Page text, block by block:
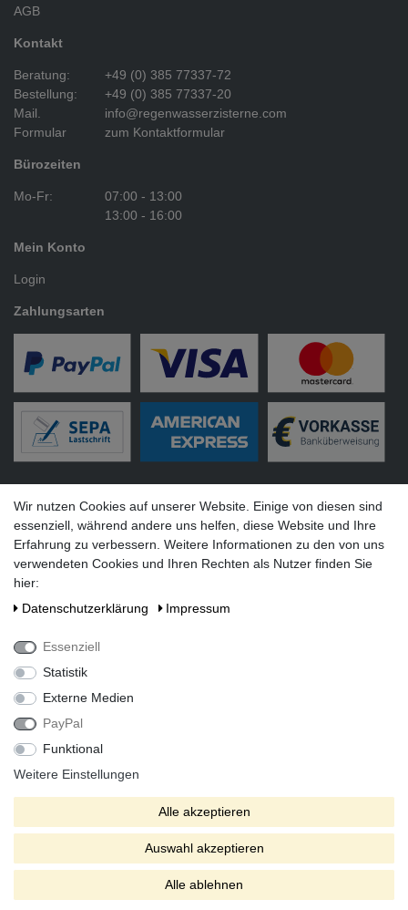
AGB
Kontakt
Beratung:
+49 (0) 385 77337-72
Bestellung:
+49 (0) 385 77337-20
Mail.
info@regenwasserzisterne.com
Formular
zum Kontaktformular
Bürozeiten
Mo-Fr:
07:00 - 13:00
13:00 - 16:00
Mein Konto
Login
Zahlungsarten
Social Media
Alle Preise inkl. gesetzlicher Mehrwertsteuer zzgl. Versandkosten
bei Lieferung ins Ausland.
* Die verkauften Stückzahlen beziehen sich auf Verkäufe in
unseren Shops und Marktplätzen.
** Der kostenlose Versand erfolgt ausschließlich innerhalb des
deutschen Festlandes ohne Inseln.
© 2026 Regenwasserzisterne.com - Alle Rechte vorbehalten.
Wir nutzen Cookies auf unserer Website. Einige von diesen sind
essenziell, während andere uns helfen, diese Website und Ihre
Erfahrung zu verbessern. Weitere Informationen zu den von uns
verwendeten Cookies und Ihren Rechten als Nutzer finden Sie
hier:
Daten­schutz­erklärung
Impressum
Essenziell
Statistik
Externe Medien
PayPal
Funktional
Weitere Einstellungen
Alle akzeptieren
Auswahl akzeptieren
Alle ablehnen